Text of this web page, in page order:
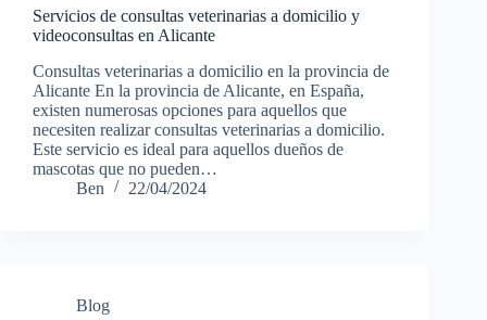
Servicios de consultas veterinarias a domicilio y
videoconsultas en Alicante
Consultas veterinarias a domicilio en la provincia de
Alicante En la provincia de Alicante, en España,
existen numerosas opciones para aquellos que
necesiten realizar consultas veterinarias a domicilio.
Este servicio es ideal para aquellos dueños de
mascotas que no pueden…
Ben
22/04/2024
Blog